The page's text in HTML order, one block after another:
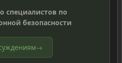
специалистов по
безопасности
→